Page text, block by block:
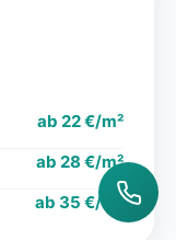
ab 22 €/m²
ab 28 €/m²
ab 35 €/m²